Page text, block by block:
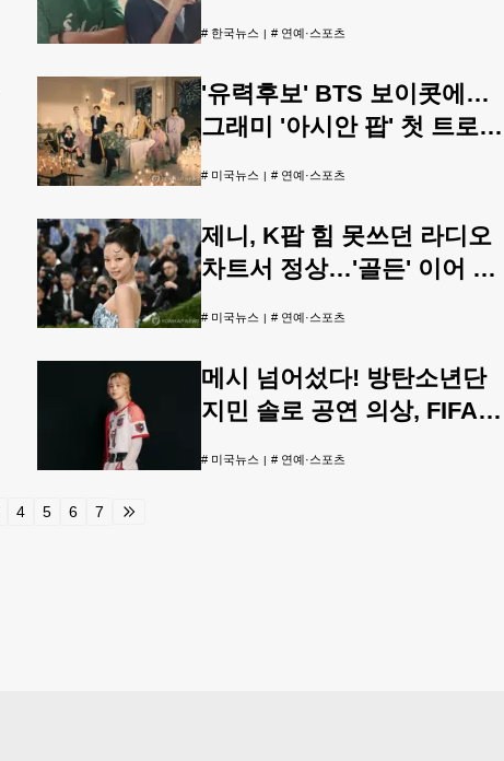
# 한국뉴스 # 연예·스포츠
'유력후보' BTS 보이콧에…
그래미 '아시안 팝' 첫 트로피
향배는
# 미국뉴스 # 연예·스포츠
제니, K팝 힘 못쓰던 라디오
차트서 정상…'골든' 이어 두
번째
# 미국뉴스 # 연예·스포츠
메시 넘어섰다! 방탄소년단
지민 솔로 공연 의상, FIFA
찰 경쟁 돌입
# 미국뉴스 # 연예·스포츠
4 5 6 7